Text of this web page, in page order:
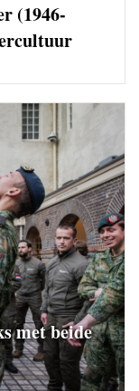
(1946-
met beide